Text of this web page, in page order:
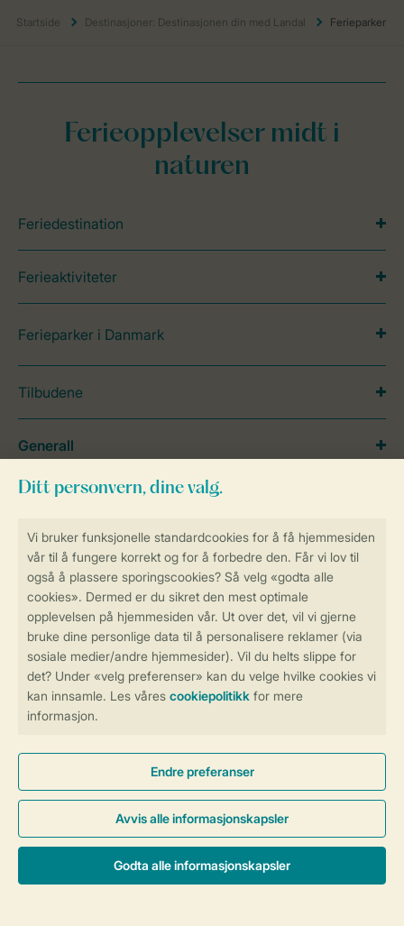
Startside Destinasjoner: Destinasjonen din med Landal Ferieparker
Mer info og preferanser
Sikker og rask online booking
Sikker datahåndtering
Sikker betaling
Ferieopplevelser midt i
naturen
Feriedestination
Ferieaktiviteter
Ferieparker i Danmark
Tilbudene
Generall
Service
Betalingsmuligheder
Generelle betingelser Persondatapolitik
Cookies og bannere
© 2026 Landal